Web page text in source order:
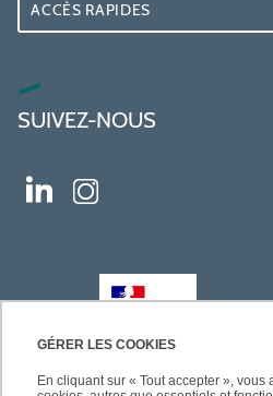
GÉRER LES COOKIES
En cliquant sur « Tout accepter », vous
ACCÈS RAPIDES
SUIVEZ-NOUS